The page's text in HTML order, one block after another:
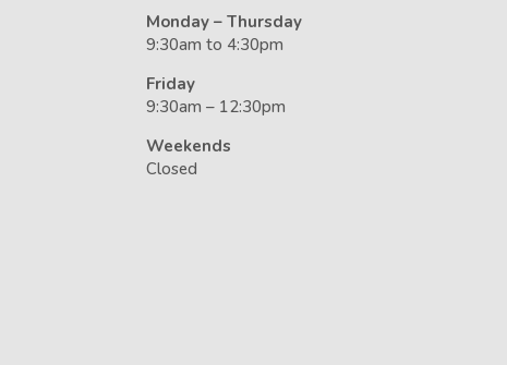
Monday – Thursday
9:30am to 4:30pm
Friday
9:30am – 12:30pm
Weekends
Closed